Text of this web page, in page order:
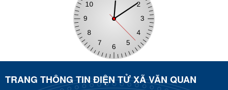
TRANG THÔNG TIN ĐIỆN TỬ XÃ VĂN QUAN